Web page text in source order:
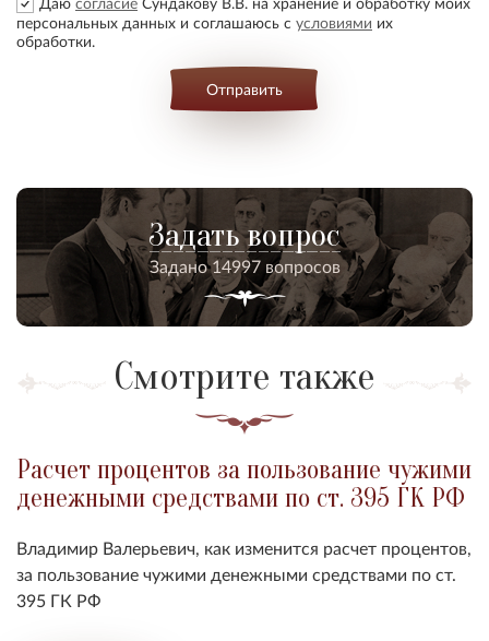
персональных данных и соглашаюсь с условиями их
обработки.
Отправить
Задать вопрос
Задано 14997 вопросов
Смотрите также
Расчет процентов за пользование чужими
денежными средствами по ст. 395 ГК РФ
Владимир Валерьевич, как изменится расчет процентов,
за пользование чужими денежными средствами по ст.
395 ГК РФ